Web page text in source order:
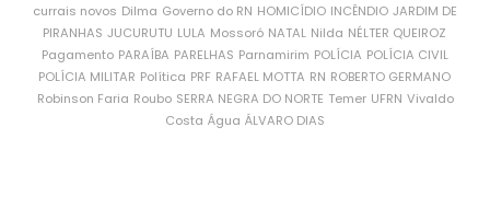
currais novos Dilma Governo do RN HOMICÍDIO INCÊNDIO JARDIM DE
PIRANHAS JUCURUTU LULA Mossoró NATAL Nilda NÉLTER QUEIROZ
Pagamento PARAÍBA PARELHAS Parnamirim POLÍCIA POLÍCIA CIVIL
POLÍCIA MILITAR Política PRF RAFAEL MOTTA RN ROBERTO GERMANO
Robinson Faria Roubo SERRA NEGRA DO NORTE Temer UFRN Vivaldo
Costa Água ÁLVARO DIAS